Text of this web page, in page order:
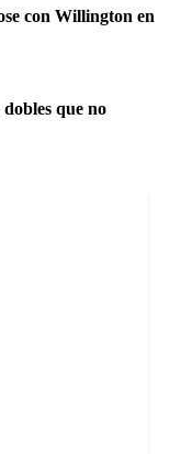
con Willington en
que no